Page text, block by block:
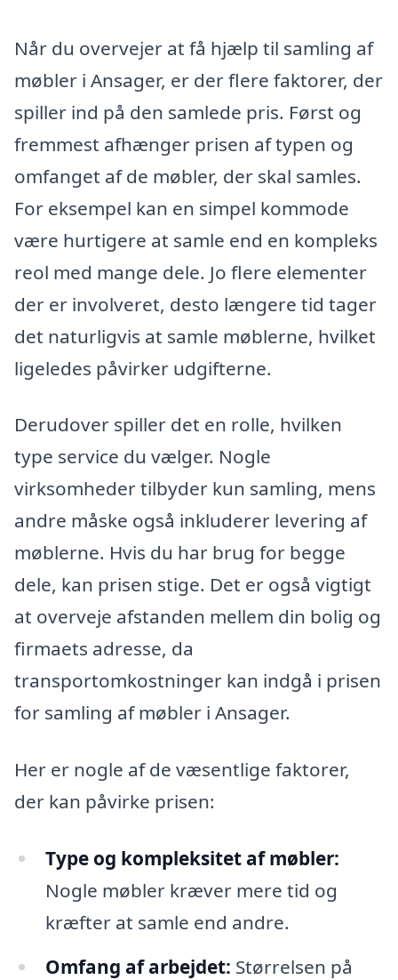
Når du overvejer at få hjælp til samling af
møbler i Ansager, er der flere faktorer, der
spiller ind på den samlede pris. Først og
fremmest afhænger prisen af typen og
omfanget af de møbler, der skal samles.
For eksempel kan en simpel kommode
være hurtigere at samle end en kompleks
reol med mange dele. Jo flere elementer
der er involveret, desto længere tid tager
det naturligvis at samle møblerne, hvilket
ligeledes påvirker udgifterne.
Derudover spiller det en rolle, hvilken
type service du vælger. Nogle
virksomheder tilbyder kun samling, mens
andre måske også inkluderer levering af
møblerne. Hvis du har brug for begge
dele, kan prisen stige. Det er også vigtigt
at overveje afstanden mellem din bolig og
firmaets adresse, da
transportomkostninger kan indgå i prisen
for samling af møbler i Ansager.
Her er nogle af de væsentlige faktorer,
der kan påvirke prisen:
Type og kompleksitet af møbler:
Nogle møbler kræver mere tid og
kræfter at samle end andre.
Omfang af arbejdet: Størrelsen på